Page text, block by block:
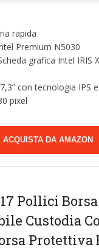
rapida
Premium N5030
grafica Intel IRIS
con tecnologia IPS
pixel
ACQUISTA DA AMAZON
Pollici Borsa
Custodia
Protettiva